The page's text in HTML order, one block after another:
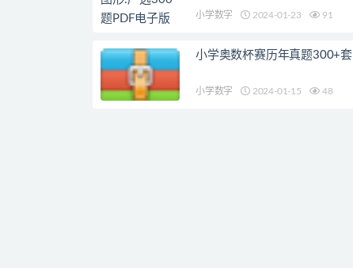
小学数字 2024-01-23 91
小学奥数杯赛历年真题300+套
小学数字 2024-01-15 48